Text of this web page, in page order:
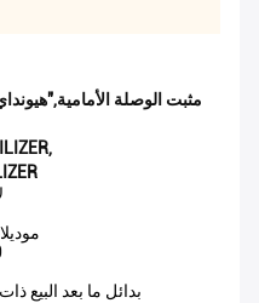
,
بدائل ما بعد البيع